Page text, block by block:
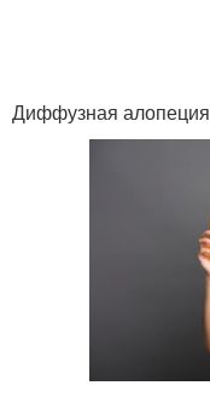
Диффузная алопеция